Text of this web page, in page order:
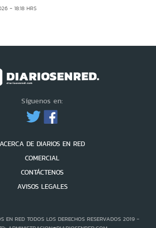
- 18:18 HRS
Síguenos en:
ACERCA DE DIARIOS EN RED
COMERCIAL
CONTÁCTENOS
AVISOS LEGALES
EN RED TODOS LOS DERECHOS RESERVADOS 2019 -